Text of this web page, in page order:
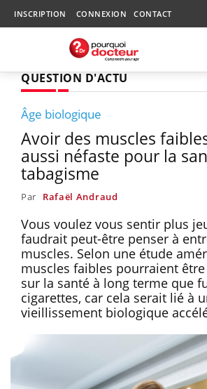
INSCRIPTION CONNEXION CONTACT
QUESTION D'ACTU
Âge biologique
Avoir des muscles
aussi néfaste pour la
tabagisme
Par Rafaël Andraud
Vous voulez vous sentir plus
faudrait peut-être penser à
muscles. Selon une étude
muscles faibles pourraient
sur la santé à long terme que
cigarettes, car cela serait lié à
vieillissement biologique